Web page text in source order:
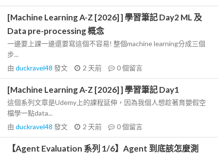
[Machine Learning A-Z [2026] ] 學習筆記 Day2 ML 及
Data pre-processing 概念
一邊要上課一邊還要寫這個不容易! 整個machine learning分成三個
步...
由 duckravel48 發文 2 天前 0個留言
[Machine Learning A-Z [2026] ] 學習筆記 Day1
這個系列文章是Udemy上的課程延伸，因為我個人想趁著育嬰假空
檔學一點data...
由 duckravel48 發文 2 天前 0個留言
【Agent Evaluation 系列 1/6】Agent 到底該怎麼測